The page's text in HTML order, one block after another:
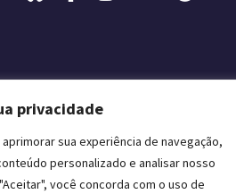
privacidade
sua experiência de navegação,
personalizado e analisar nosso
você concorda com o uso de